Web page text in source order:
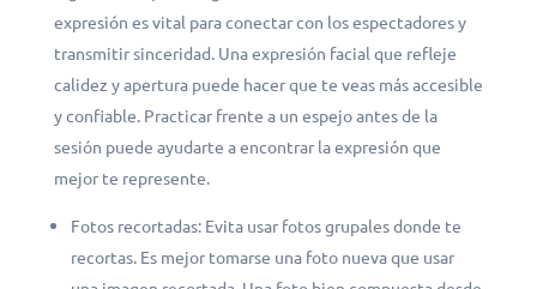
expresión es vital para conectar con los espectadores y
transmitir sinceridad. Una expresión facial que refleje
calidez y apertura puede hacer que te veas más accesible
y confiable. Practicar frente a un espejo antes de la
sesión puede ayudarte a encontrar la expresión que
mejor te represente.
Fotos recortadas: Evita usar fotos grupales donde te
recortas. Es mejor tomarse una foto nueva que usar